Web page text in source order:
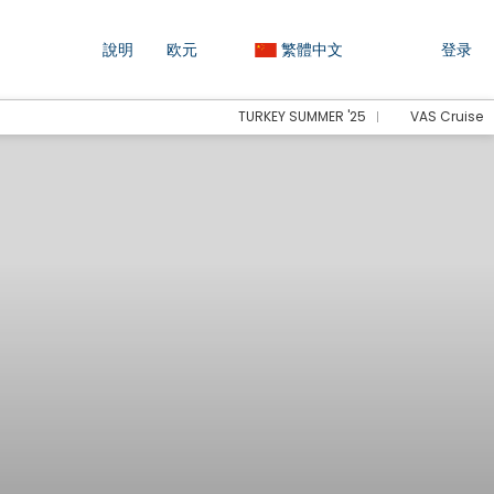
說明 欧元 繁體中文 登录
TURKEY SUMMER '25 VAS Cruise